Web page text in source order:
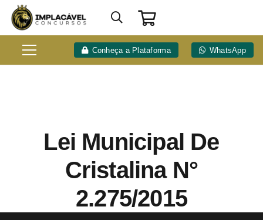
Conheça a Plataforma WhatsApp
Lei Municipal De
Cristalina N°
2.275/2015